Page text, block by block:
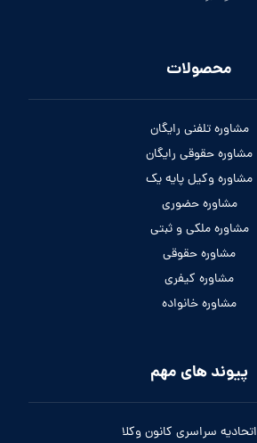
محصولات
مشاوره تلفنی رایگان
مشاوره حقوقی رایگان
مشاوره وکیل پایه یک
مشاوره حضوری
مشاوره ملکی و ثبتی
مشاوره حقوقی
مشاوره کیفری
مشاوره خانواده
پیوند های مهم
اتحادیه سراسری کانون وکلا